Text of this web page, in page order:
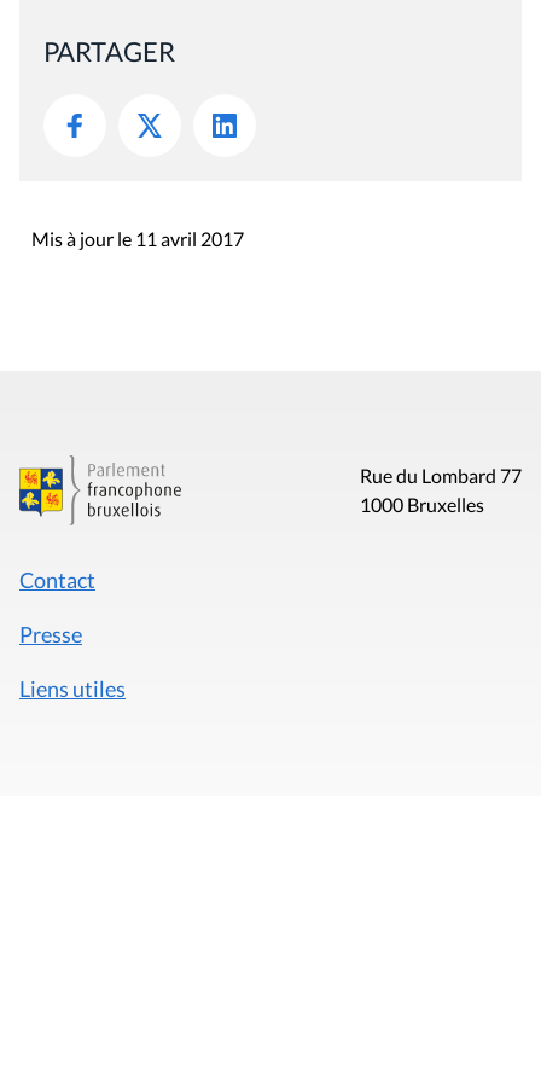
PARTAGER
Mis à jour le 11 avril 2017
Rue du Lombard 77
1000 Bruxelles
Contact
Presse
Liens utiles